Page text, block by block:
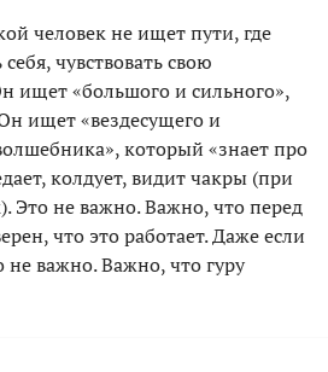
человек не ищет пути, где
чувствовать свою
ищет «большого и сильного»,
ищет «вездесущего и
который «знает про
колдует, видит чакры (при
Это не важно. Важно, что перед
что это работает. Даже если
не важно. Важно, что гуру